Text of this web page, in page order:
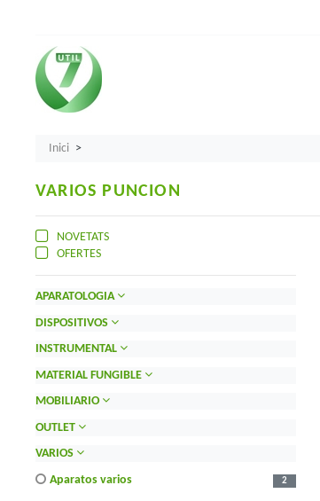
Inici
VARIOS PUNCION
NOVETATS
OFERTES
APARATOLOGIA
DISPOSITIVOS
INSTRUMENTAL
MATERIAL FUNGIBLE
MOBILIARIO
OUTLET
VARIOS
aparatos varios
2